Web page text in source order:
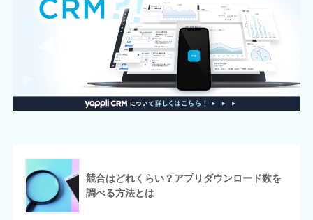
競合はどれくらい？アプリダウンロード数を
調べる方法とは